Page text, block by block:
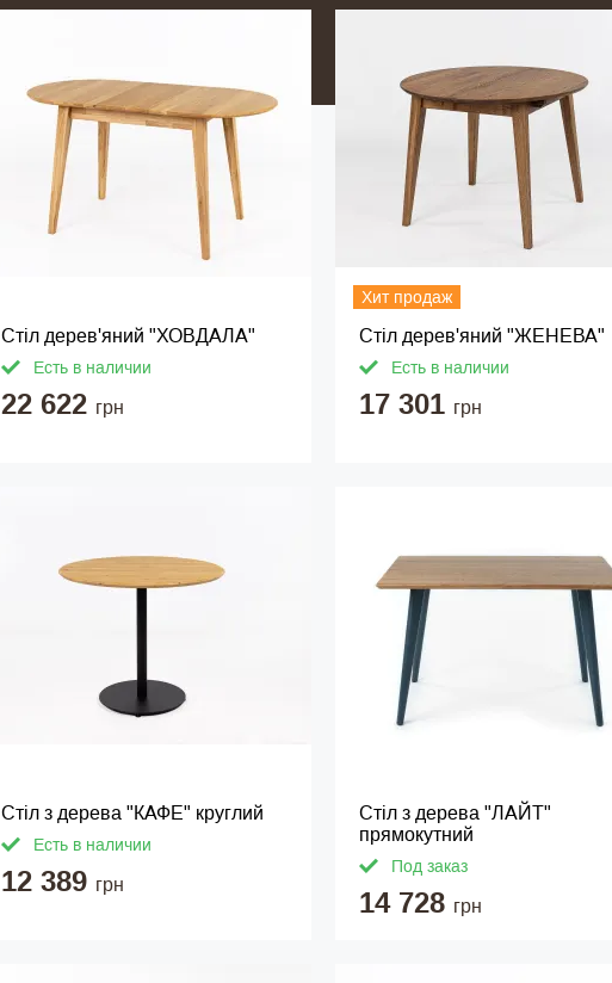
Стіл дерев'яний "ХОВДАЛА"
Есть в наличии
22 622 грн
Хит продаж
Стіл дерев'яний "ЖЕНЕВА"
Есть в наличии
17 301 грн
Стіл з дерева "КАФЕ" круглий
Есть в наличии
12 389 грн
Стіл з дерева "ЛАЙТ"
прямокутний
Под заказ
14 728 грн